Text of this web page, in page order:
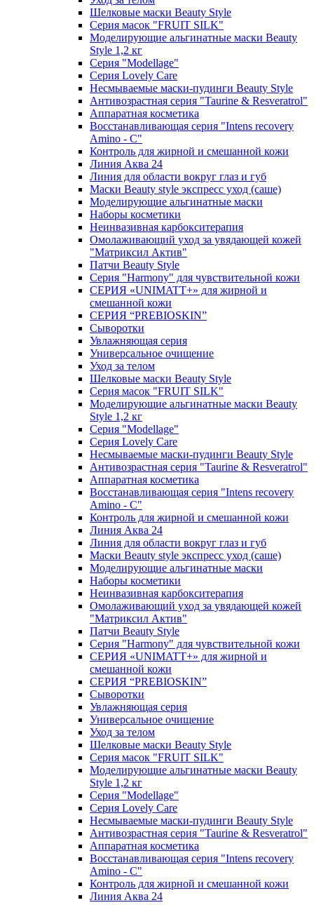
Шелковые маски Beauty Style
Серия масок "FRUIT SILK"
Моделирующие альгинатные маски Beauty
Style 1,2 кг
Серия "Modellage"
Cерия Lovely Care
Несмываемые маски-пудинги Beauty Style
Антивозрастная серия "Taurine & Resveratrol"
Аппаратная косметика
Восстанавливающая серия "Intens recovery
Amino - C"
Контроль для жирной и смешанной кожи
Линия Аква 24
Линия для области вокруг глаз и губ
Маски Beauty style экспресс уход (саше)
Моделирующие альгинатные маски
Наборы косметики
Неинвазивная карбокситерапия
Омолаживающий уход за увядающей кожей
"Матриксил Актив"
Патчи Beauty Style
Серия "Harmony" для чувствительной кожи
СЕРИЯ «UNIMATT+» для жирной и
смешанной кожи
СЕРИЯ “PREBIOSKIN”
Сыворотки
Увлажняющая серия
Универсальное очищение
Уход за телом
Шелковые маски Beauty Style
Серия масок "FRUIT SILK"
Моделирующие альгинатные маски Beauty
Style 1,2 кг
Серия "Modellage"
Cерия Lovely Care
Несмываемые маски-пудинги Beauty Style
Антивозрастная серия "Taurine & Resveratrol"
Аппаратная косметика
Восстанавливающая серия "Intens recovery
Amino - C"
Контроль для жирной и смешанной кожи
Линия Аква 24
Линия для области вокруг глаз и губ
Маски Beauty style экспресс уход (саше)
Моделирующие альгинатные маски
Наборы косметики
Неинвазивная карбокситерапия
Омолаживающий уход за увядающей кожей
"Матриксил Актив"
Патчи Beauty Style
Серия "Harmony" для чувствительной кожи
СЕРИЯ «UNIMATT+» для жирной и
смешанной кожи
СЕРИЯ “PREBIOSKIN”
Сыворотки
Увлажняющая серия
Универсальное очищение
Уход за телом
Шелковые маски Beauty Style
Серия масок "FRUIT SILK"
Моделирующие альгинатные маски Beauty
Style 1,2 кг
Серия "Modellage"
Cерия Lovely Care
Несмываемые маски-пудинги Beauty Style
Антивозрастная серия "Taurine & Resveratrol"
Аппаратная косметика
Восстанавливающая серия "Intens recovery
Amino - C"
Контроль для жирной и смешанной кожи
Линия Аква 24